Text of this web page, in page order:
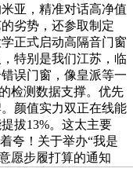
亚，精准对话高净值
劣势，还参取制定
正式启动高隔音门窗
特别是我们江苏，临
误门窗，像皇派等一
检测数据支撑。优先
颜值实力双正在线能
拔13%。这太主要
夸！关于举办“我是
愿步履打算的通知